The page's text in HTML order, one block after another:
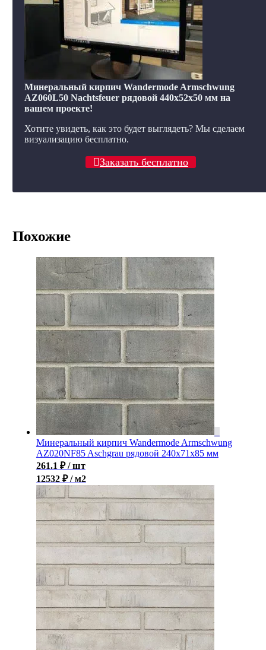
Минеральный кирпич Wandermode Armschwung
AZ060L50 Nachtsfeuer рядовой 440x52x50 мм на
вашем проекте!
Хотите увидеть, как это будет выглядеть? Мы сделаем
визуализацию бесплатно.
Заказать бесплатно
Похожие
Минеральный кирпич Wandermode Armschwung
AZ020NF85 Aschgrau рядовой 240x71x85 мм
261.1 ₽ / шт
12532 ₽ / м2